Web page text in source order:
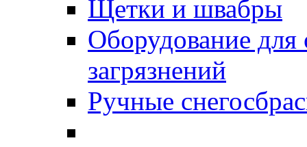
Щетки и швабры
Оборудование для
загрязнений
Ручные